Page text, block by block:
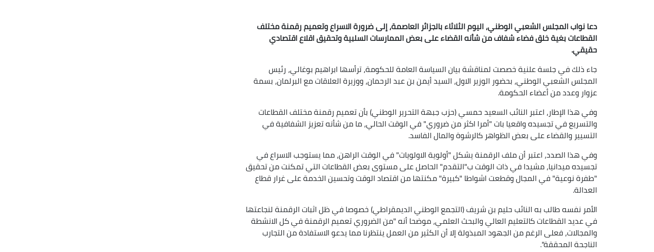
دعا نواب المجلس الشعبي الوطني، اليوم الثلاثاء بالجزائر العاصمة، إلى ضرورة الاسراع وتعميم رقمنة مختلف
القطاعات بغية خلق فضاء شفاف من شأنه القضاء على بعض الممارسات السلبية وتحقيق اقلاع اقتصادي
حقيقي.
جاء ذلك في جلسة علنية خصصت لمناقشة بيان السياسة العامة للحكومة، ترأسها ابراهيم بوغالي، رئيس
المجلس الشعبي الوطني، بحضور الوزير الاول، السيد أيمن بن عبد الرحمان، ووزيرة العلاقات مع البرلمان، بسمة
عزوار وعدد من أعضاء الحكومة.
وفي هذا الإطار، اعتبر النائب السعيد حمسي (حزب جبهة التحرير الوطني) بأن تعميم رقمنة مختلف القطاعات
والتسريع في تجسيده واقعيا بات "أمرا اكثر من ضروري" في الوقت الحالي، ما من شأنه تعزيز الشفافية في
التسيير والقضاء على بعض الظواهر كالرشوة والمال الفاسد.
وفي هذا الصدد، اعتبر أن ملف الرقمنة يشكل "أولوية الاولويات" في الوقت الراهن، مما يستوجب الاسراع في
تجسيده ميدانيا، مشيدا في ذات الوقت ب"التقدم" الحاصل على مستوى بعض القطاعات التي تمكنت من تحقيق
"طفرة نوعية" في المجال وقطعت اشواطا "كبيرة" مكنتها من اقتصاد الوقت وتحسين الخدمة على غرار قطاع
العدالة.
الأمر نفسه طالب به النائب حليم بن شريف (التجمع الوطني الديمقراطي) خصوصا في ظل اثبات الرقمنة لنجاعتها
في عديد القطاعات كالتعليم العالي والبحث العلمي، موضحا أنه "من الضروري تعميم الرقمنة في كل الانشطة
والمجالات، فعلى الرغم من الجهود المبذولة إلا أن الكثير من العمل ينتظرنا مما يدعو الاستفادة من التجارب
الناجحة المحققة".